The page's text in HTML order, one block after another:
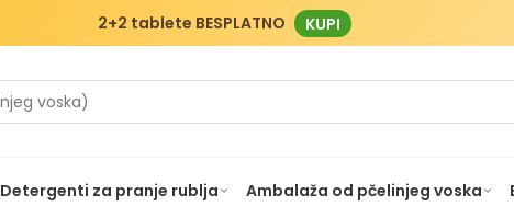
2+2 tablete BESPLATNO KUPI
Detergenti za pranje rublja Ambalaža od pčelinjeg voska